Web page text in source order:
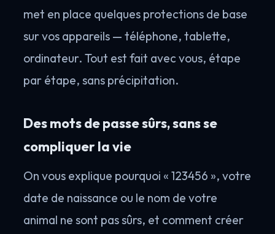
met en place quelques protections de base
sur vos appareils — téléphone, tablette,
ordinateur. Tout est fait avec vous, étape
par étape, sans précipitation.
Des mots de passe sûrs, sans se
compliquer la vie
On vous explique pourquoi « 123456 », votre
date de naissance ou le nom de votre
animal ne sont pas sûrs, et comment créer